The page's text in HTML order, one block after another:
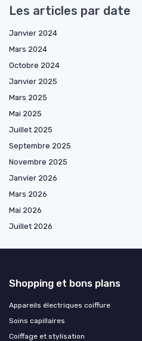
Les articles par date
Janvier 2024
Mars 2024
Octobre 2024
Janvier 2025
Mars 2025
Mai 2025
Juillet 2025
Septembre 2025
Novembre 2025
Janvier 2026
Mars 2026
Mai 2026
Juillet 2026
Shopping et bons plans
Appareils électriques coiffure
Soins capillaires
Coiffage et stylisation